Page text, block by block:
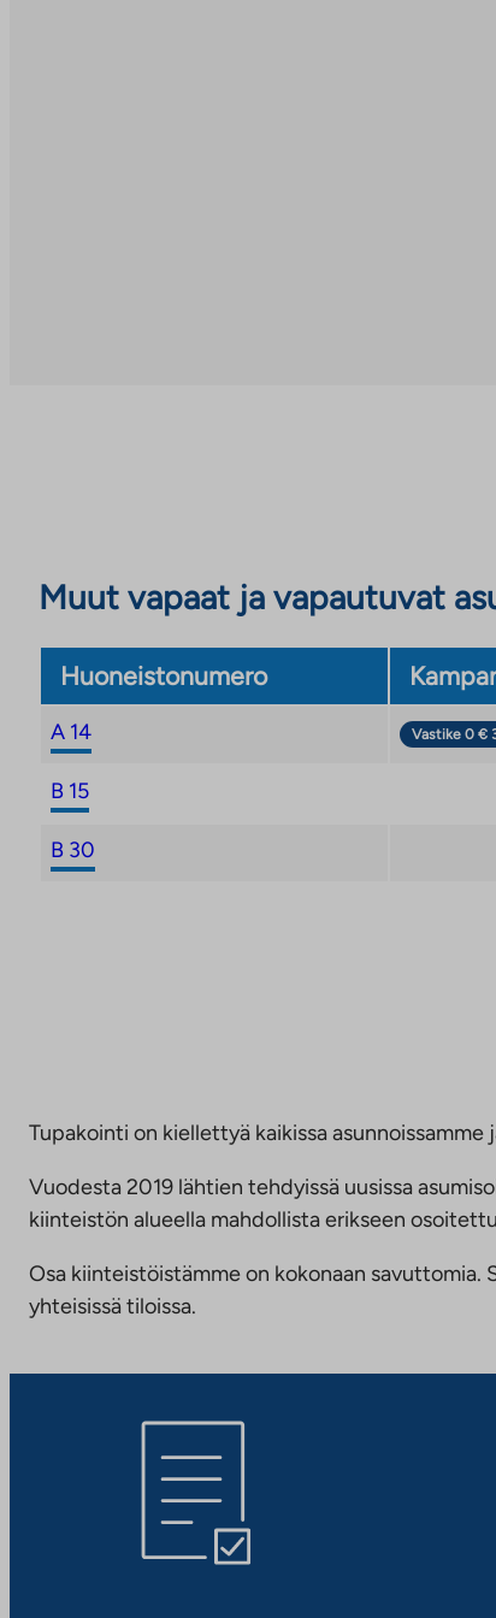
Muut vapaat ja vapautuvat
Huoneistonumero
A 14 Vastike 0 €
B 15
B 30
Tupakointi on kiellettyä kaikissa
Vuodesta 2019 lähtien tehdyissä uusissa
kiinteistön alueella mahdollista erikseen
Osa kiinteistöistämme on kokonaan
yhteisissä tiloissa.